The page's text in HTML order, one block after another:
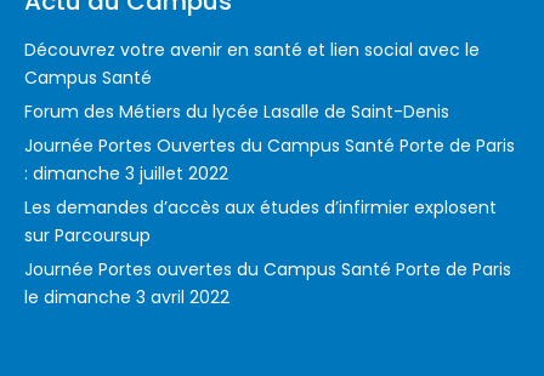
Découvrez votre avenir en santé et lien social avec le
Campus Santé
Forum des Métiers du lycée Lasalle de Saint-Denis
Journée Portes Ouvertes du Campus Santé Porte de Paris
: dimanche 3 juillet 2022
Les demandes d’accès aux études d’infirmier explosent
sur Parcoursup
Journée Portes ouvertes du Campus Santé Porte de Paris
le dimanche 3 avril 2022